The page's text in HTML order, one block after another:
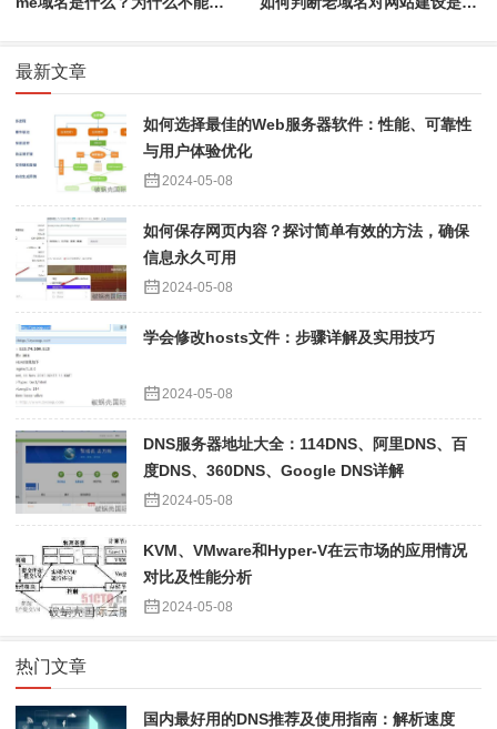
最新文章
如何选择最佳的Web服务器软件：性能、可靠性
与用户体验优化
2024-05-08
如何保存网页内容？探讨简单有效的方法，确保
信息永久可用
2024-05-08
学会修改hosts文件：步骤详解及实用技巧
2024-05-08
DNS服务器地址大全：114DNS、阿里DNS、百
度DNS、360DNS、Google DNS详解
2024-05-08
KVM、VMware和Hyper-V在云市场的应用情况
对比及性能分析
2024-05-08
热门文章
国内最好用的DNS推荐及使用指南：解析速度